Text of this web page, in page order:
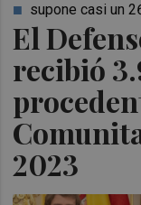
El
recibió
2023
supone casi un